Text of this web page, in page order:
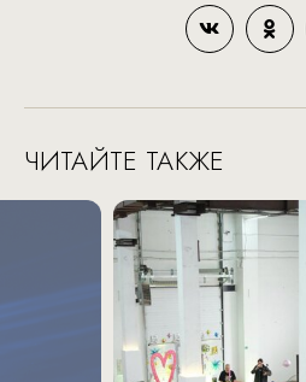
ЧИТАЙТЕ ТАКЖЕ